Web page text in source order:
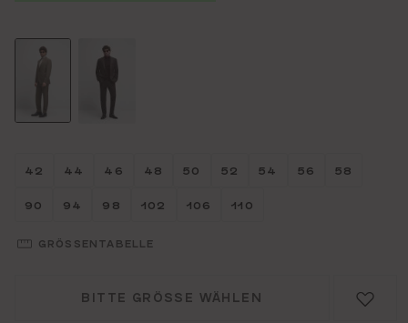
Größe wählen
42 Größe wählen
44 Größe wählen
46 Größe wählen
48 Größe wählen
50 Größe wählen
52 Größe wählen
54 Größe
56 Größe
58
Größe wählen
90 Größe wählen
94 Größe wählen
98 Größe wählen
102 Größe wählen
106 Größe wählen
110
GRÖSSENTABELLE
BITTE GRÖSSE WÄHLEN